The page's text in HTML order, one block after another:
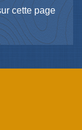
cette page